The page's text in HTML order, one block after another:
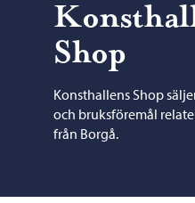
Shop
Konsthallens Shop
och bruksföremål
från Borgå.